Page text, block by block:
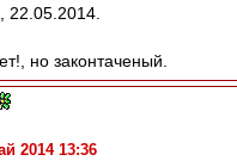
22.05.2014.
но законтаченый.
2014 13:36